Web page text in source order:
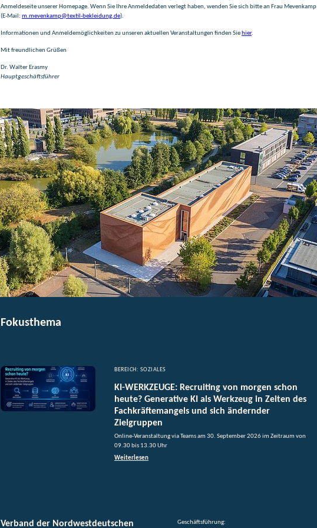
Anmeldeseite unserer Homepage. Wenn Sie Ihre Anmeldedaten verlegt haben, wenden Sie sich bitte an Frau Mevenkamp
(E-Mail: m.mevenkamp@textil-bekleidung.de).
Informationen und Anmeldemöglichkeiten zu unseren aktuellen Veranstaltungen finden Sie hier.
Mit freundlichen Grüßen
Dr. Walter Erasmy
Hauptgeschäftsführer
Fokusthema
BEREICH: SOZIALES
KI-WERKZEUGE: Recruiting von morgen schon
heute? Generative KI als Werkzeug in Zeiten des
Fachkräftemangels und sich ändernder
Zielgruppen
Online-Veranstaltung via Teams am 30. September 2026 im Zeitraum von
09.30 bis 13.30 Uhr
Weiterlesen
Verband der Nordwestdeutschen Geschäftsführung: